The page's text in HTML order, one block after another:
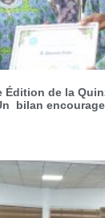
Édition de la
bilan